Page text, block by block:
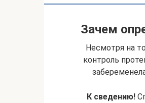
Зачем
Несмотря на
контроль
К сведению!